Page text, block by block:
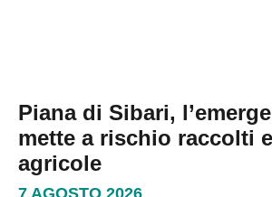
Piana di Sibari,
mette a rischio raccolti
agricole